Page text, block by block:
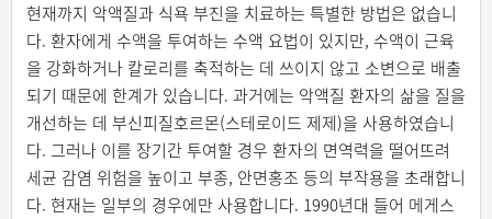
현재까지 악액질과 식욕 부진을 치료하는 특별한 방법은 없습니
다. 환자에게 수액을 투여하는 수액 요법이 있지만, 수액이 근육
을 강화하거나 칼로리를 축적하는 데 쓰이지 않고 소변으로 배출
되기 때문에 한계가 있습니다. 과거에는 악액질 환자의 삶을 질을
개선하는 데 부신피질호르몬(스테로이드 제제)을 사용하였습니
다. 그러나 이를 장기간 투여할 경우 환자의 면역력을 떨어뜨려
세균 감염 위험을 높이고 부종, 안면홍조 등의 부작용을 초래합니
다. 현재는 일부의 경우에만 사용합니다. 1990년대 들어 메게스